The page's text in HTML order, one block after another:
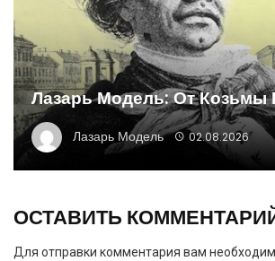
Лазарь Модель: От Козьмы
Лазарь Модель 02.08.2026
ОСТАВИТЬ
Для отправки комментария вам